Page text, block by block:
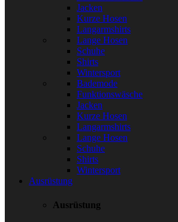
Jacken
Kurze Hosen
Langarmshirts
Lange Hosen
Schuhe
Shirts
Wintersport
Bademode
Funktionswäsche
Jacken
Kurze Hosen
Langarmshirts
Lange Hosen
Schuhe
Shirts
Wintersport
Ausrüstung
Ausrüstung